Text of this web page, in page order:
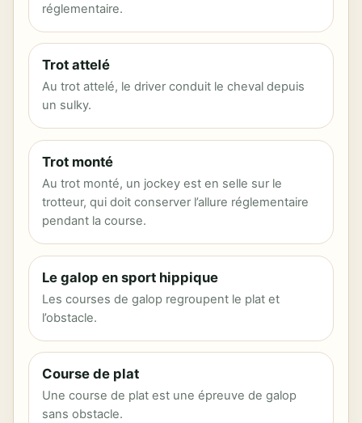
réglementaire.
Trot attelé
Au trot attelé, le driver conduit le cheval depuis
un sulky.
Trot monté
Au trot monté, un jockey est en selle sur le
trotteur, qui doit conserver l’allure réglementaire
pendant la course.
Le galop en sport hippique
Les courses de galop regroupent le plat et
l’obstacle.
Course de plat
Une course de plat est une épreuve de galop
sans obstacle.